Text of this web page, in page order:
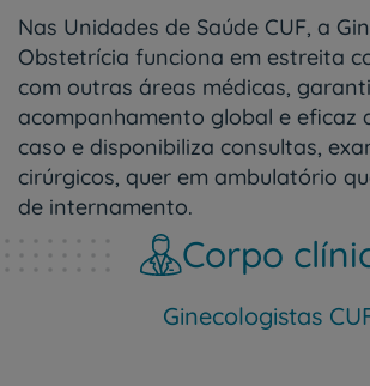
Nas Unidades de Saúde CUF, a
Obstetrícia funciona em estreita
com outras áreas médicas,
acompanhamento global e eficaz
caso e disponibiliza consultas,
cirúrgicos, quer em ambulatório
de internamento.
Corpo
Ginecologistas